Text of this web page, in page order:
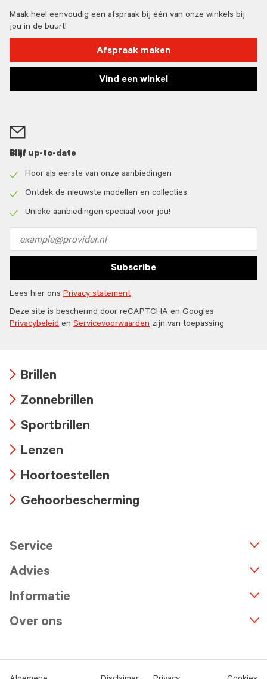
Maak heel eenvoudig een afspraak bij één van onze winkels bij
jou in de buurt!
Afspraak maken
Vind een winkel
Blijf up-to-date
icon
Hoor als eerste van onze aanbiedingen
icon
Ontdek de nieuwste modellen en collecties
Unieke aanbiedingen speciaal voor jou!
address
Subscribe
Lees hier ons Privacy statement
Deze site is beschermd door reCAPTCHA en Googles
Privacybeleid en Servicevoorwaarden zijn van toepassing
icon
Brillen
icon
Zonnebrillen
icon
Sportbrillen
icon
Lenzen
icon
Hoortoestellen
Gehoorbescherming
Service
Advies
Informatie
Over ons